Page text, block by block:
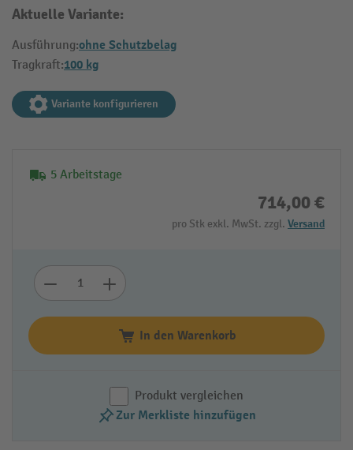
Aktuelle Variante:
Ausführung:ohne Schutzbelag
Tragkraft:100 kg
Variante konfigurieren
5 Arbeitstage
714,00 €
pro Stk exkl. MwSt. zzgl. Versand
In den Warenkorb
Produkt vergleichen
Zur Merkliste hinzufügen